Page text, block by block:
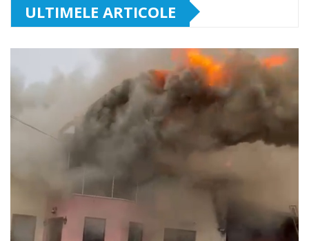
ULTIMELE ARTICOLE